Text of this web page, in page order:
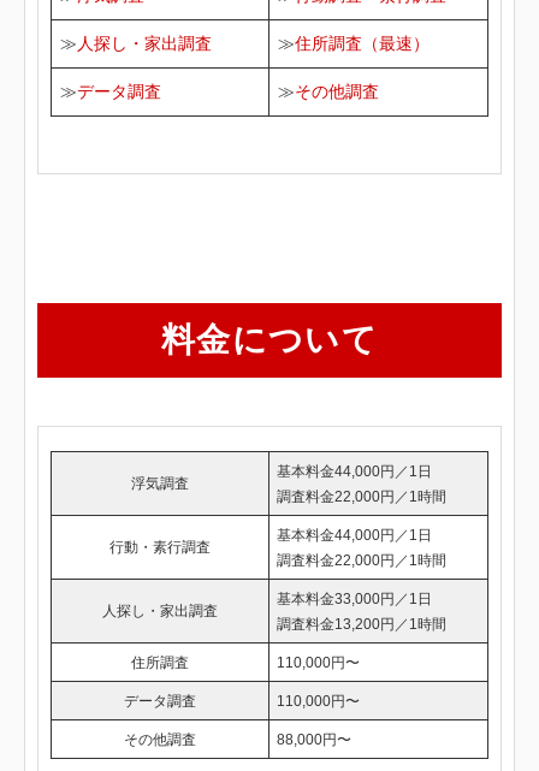
≫ 人探し・家出調査 ≫住所調査（最速）
≫データ調査 ≫その他調査
料金について
浮気調査
基本料金44,000円／1日
調査料金22,000円／1時間
行動・素行調査
基本料金44,000円／1日
調査料金22,000円／1時間
人探し・家出調査
基本料金33,000円／1日
調査料金13,200円／1時間
住所調査 110,000円〜
データ調査 110,000円〜
その他調査 88,000円〜